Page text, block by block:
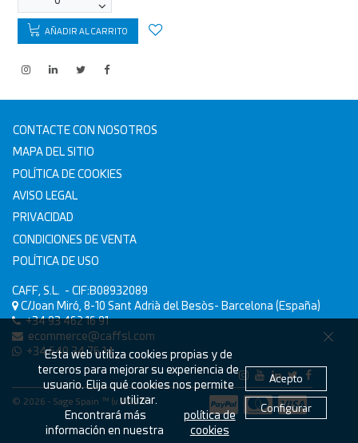
AÑADIR AL CARRITO
CONTACTE CON NOSOTROS
MAPA DEL SITIO
POLÍTICA DE COOKIES
AVISO LEGAL
PRIVACIDAD
CONDICIONES DE VENTA
POLÍTICA DE USO
CAFF, S.L. - CIF:B08932089
C/Joan Miró, 8-10 Sant Adrià del Besòs- Barcelona (España)
+34 93 462 16 91
ecommerce@caffsl.com
+34 640 34 76 14
© 2026 - Sage Spain ™ (v.20.27)
Esta web utiliza cookies propias y de
terceros para mejorar su experiencia de
usuario. Elija qué cookies nos permite
utilizar.
Encontrará más
información en nuestra
política de
cookies
Acepto
Configurar